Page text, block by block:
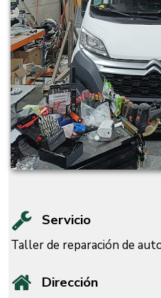
Servicio
Taller de reparación de
Dirección